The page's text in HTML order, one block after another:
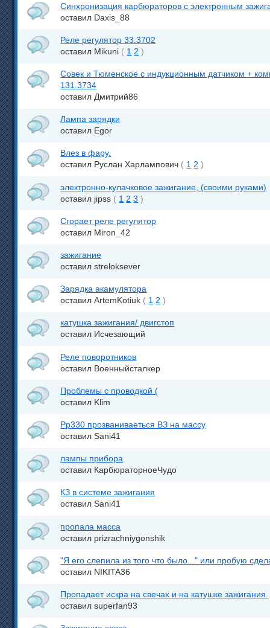
Синхронизация карбюраторов с электронным
оставил Daxis_88
Реле регулятор 33.3702
оставил Mikuni ( 1 2 )
Совек и Тюменское с индукционным датчиком +
131.3734
оставил Дмитрий86
Лампа зарядки
оставил Egor
Влез в фару.
оставил Руслан Харлампович ( 1 2 )
электронно-кулачковое зажигание, (своими руками)
оставил jipss ( 1 2 3 )
Сгорает реле регулятор
оставил Miron_42
зажигание
оставил streloksever
Зарядка акамулятора
оставил ArtemKotiuk ( 1 2 )
катушка зажигания/ двигстоп
оставил Исчезающий
Реле поворотников
оставил Военныйсталкер
Проблемы с проводкой (
оставил Klim
Рр330 прозваниваеться ВЗ на массу
оставил Sani41
лампы прибора
оставил КарбюраторноеЧудо
КЗ в системе зажигания
оставил Sani41
пропала масса
оставил prizrachniygonshik
"Я его слепила из того что было..." или пробую
оставил NIKITA36
Пропадает искра на свечах и на катушке зажигания.
оставил superfan93